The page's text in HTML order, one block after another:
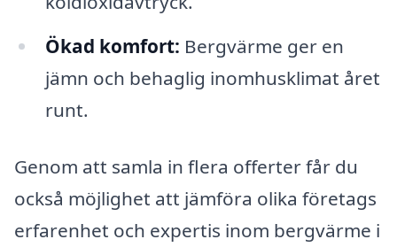
Ökad komfort: Bergvärme ger en
jämn och behaglig inomhusklimat året
runt.
Genom att samla in flera offerter får du
också möjlighet att jämföra olika företags
erfarenhet och expertis inom bergvärme i